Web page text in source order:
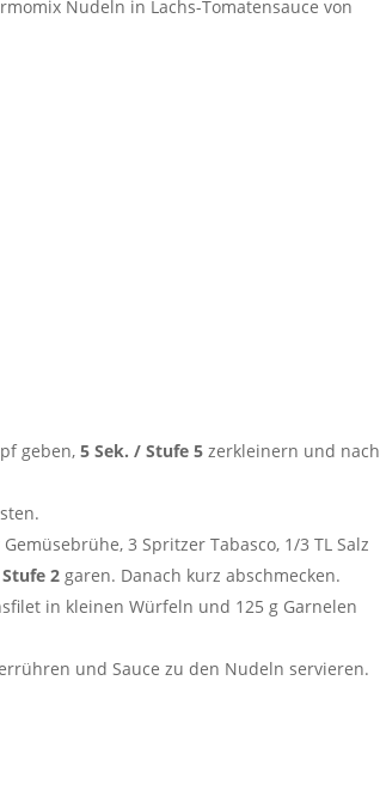
geben, 5 Sek. / Stufe 5zerkleinern und nach
3 Spritzer Tabasco, 1/3 TL Salz
2garen. Danach kurz abschmecken.
in kleinen Würfeln und 125 g Garnelen
und Sauce zu den Nudeln servieren.